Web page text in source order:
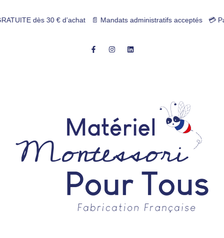
dès 30 € d’achat 📄 Mandats administratifs acceptés 💳